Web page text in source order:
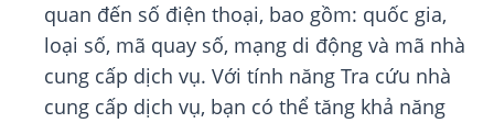
quan đến số điện thoại, bao gồm: quốc gia,
loại số, mã quay số, mạng di động và mã nhà
cung cấp dịch vụ. Với tính năng Tra cứu nhà
cung cấp dịch vụ, bạn có thể tăng khả năng